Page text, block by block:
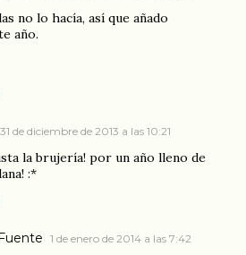
no lo hacía, así que añado
año.
31 de diciembre de 2013 a las 10:21
la brujería! por un año lleno de
:*
1 de enero de 2014 a las 7:42